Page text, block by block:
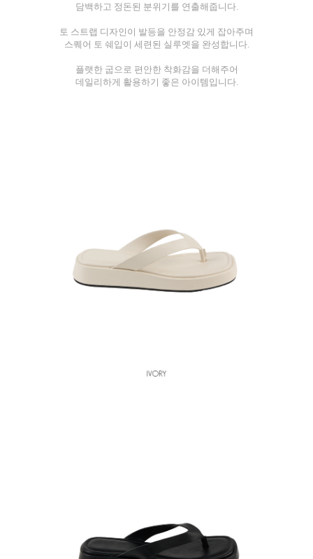
담백하고 정돈된 분위기를 연출해줍니다.
토 스트랩 디자인이 발등을 안정감 있게 잡아주며
스퀘어 토 쉐입이 세련된 실루엣을 완성합니다.
플랫한 굽으로 편안한 착화감을 더해주어
데일리하게 활용하기 좋은 아이템입니다.